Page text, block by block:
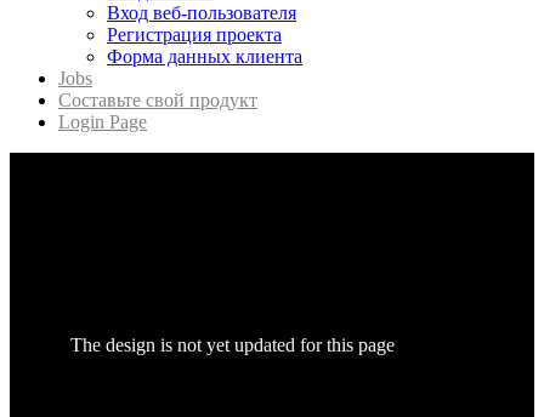
Вход веб-пользователя
Регистрация проекта
Форма данных клиента
Jobs
Составьте свой продукт
Login Page
The design is not yet updated for this page